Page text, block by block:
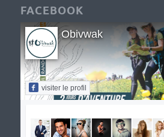
FACEBOOK
Obivwak
visiter le profil